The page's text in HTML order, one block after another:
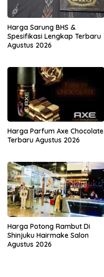
Harga Sarung BHS &
Spesifikasi Lengkap Terbaru
Agustus 2026
Harga Parfum Axe Chocolate
Terbaru Agustus 2026
Harga Potong Rambut Di
Shinjuku Hairmake Salon
Agustus 2026